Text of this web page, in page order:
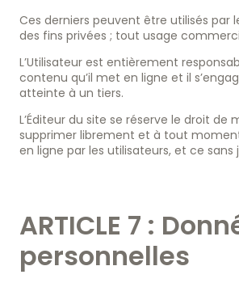
Ces derniers peuvent être utilisés par
des fins privées ; tout usage
L’Utilisateur est entièrement
contenu qu’il met en ligne et il
atteinte à un tiers.
L’Éditeur du site se réserve le droit de
supprimer librement et à tout
en ligne par les utilisateurs, et ce sans
ARTICLE 7 :
personnelles